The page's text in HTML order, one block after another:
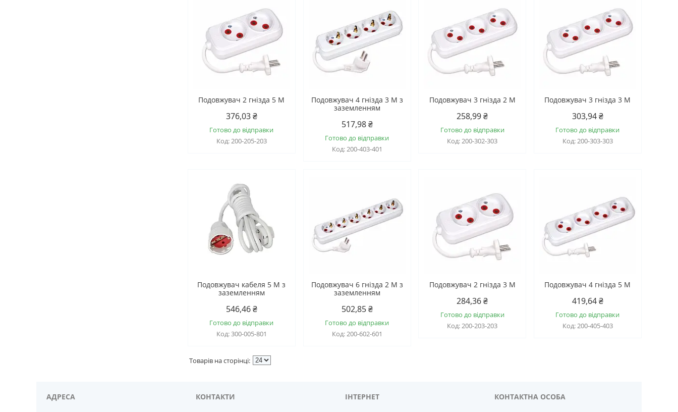
Подовжувач 2 гнізда 5 М
376,03 ₴
Готово до відправки
200-205-203
Подовжувач 4 гнізда 3 М з
заземленням
517,98 ₴
Готово до відправки
200-403-401
Подовжувач 3 гнізда 2 М
258,99 ₴
Готово до відправки
200-302-303
Подовжувач 3 гнізда 3 М
303,94 ₴
Готово до відправки
200-303-303
Подовжувач кабеля 5 М з
заземленням
546,46 ₴
Готово до відправки
300-005-801
Подовжувач 6 гнізда 2 М з
заземленням
502,85 ₴
Готово до відправки
200-602-601
Подовжувач 2 гнізда 3 М
284,36 ₴
Готово до відправки
200-203-203
Подовжувач 4 гнізда 5 М
419,64 ₴
Готово до відправки
200-405-403